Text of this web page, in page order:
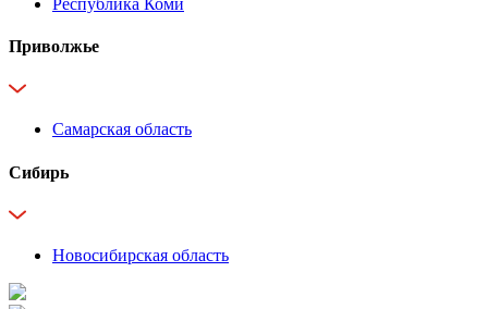
Приволжье
Самарская область
Сибирь
Новосибирская область